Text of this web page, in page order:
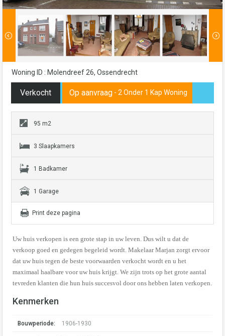
Woning ID : Molendreef 26, Ossendrecht
Verkocht Op aanvraag - 2 Onder 1 Kap Woning
95 m2
3 Slaapkamers
1 Badkamer
1 Garage
Print deze pagina
Uw huis verkopen is een grote stap in uw leven. Dus wilt u dat de
verkoop goed en gedegen begeleid wordt. Makelaar Marjan zorgt ervoor
dat uw huis tegen de beste voorwaarden verkocht wordt en u het
maximaal haalbare voor uw huis krijgt. We zijn trots op het grote aantal
tevreden klanten die hun huis succesvol door ons hebben laten verkopen.
Kenmerken
Bouwperiode: 1906-1930